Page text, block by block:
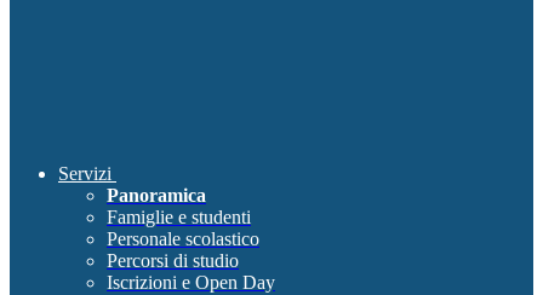
Servizi
Panoramica
Famiglie e studenti
Personale scolastico
Percorsi di studio
Iscrizioni e Open Day